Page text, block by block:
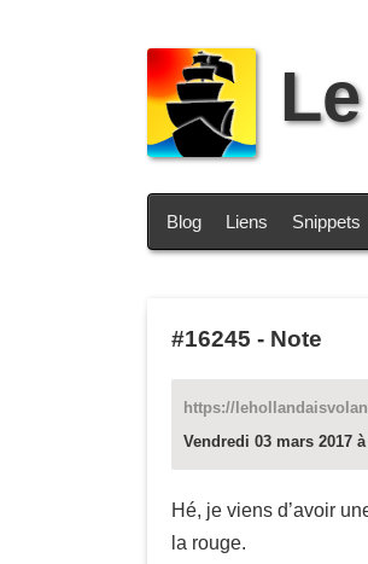
Blog Liens Snippets
#16245 - Note
https://
Vendredi 03 mars 2017 à
Hé, je viens d’avoir
la rouge.